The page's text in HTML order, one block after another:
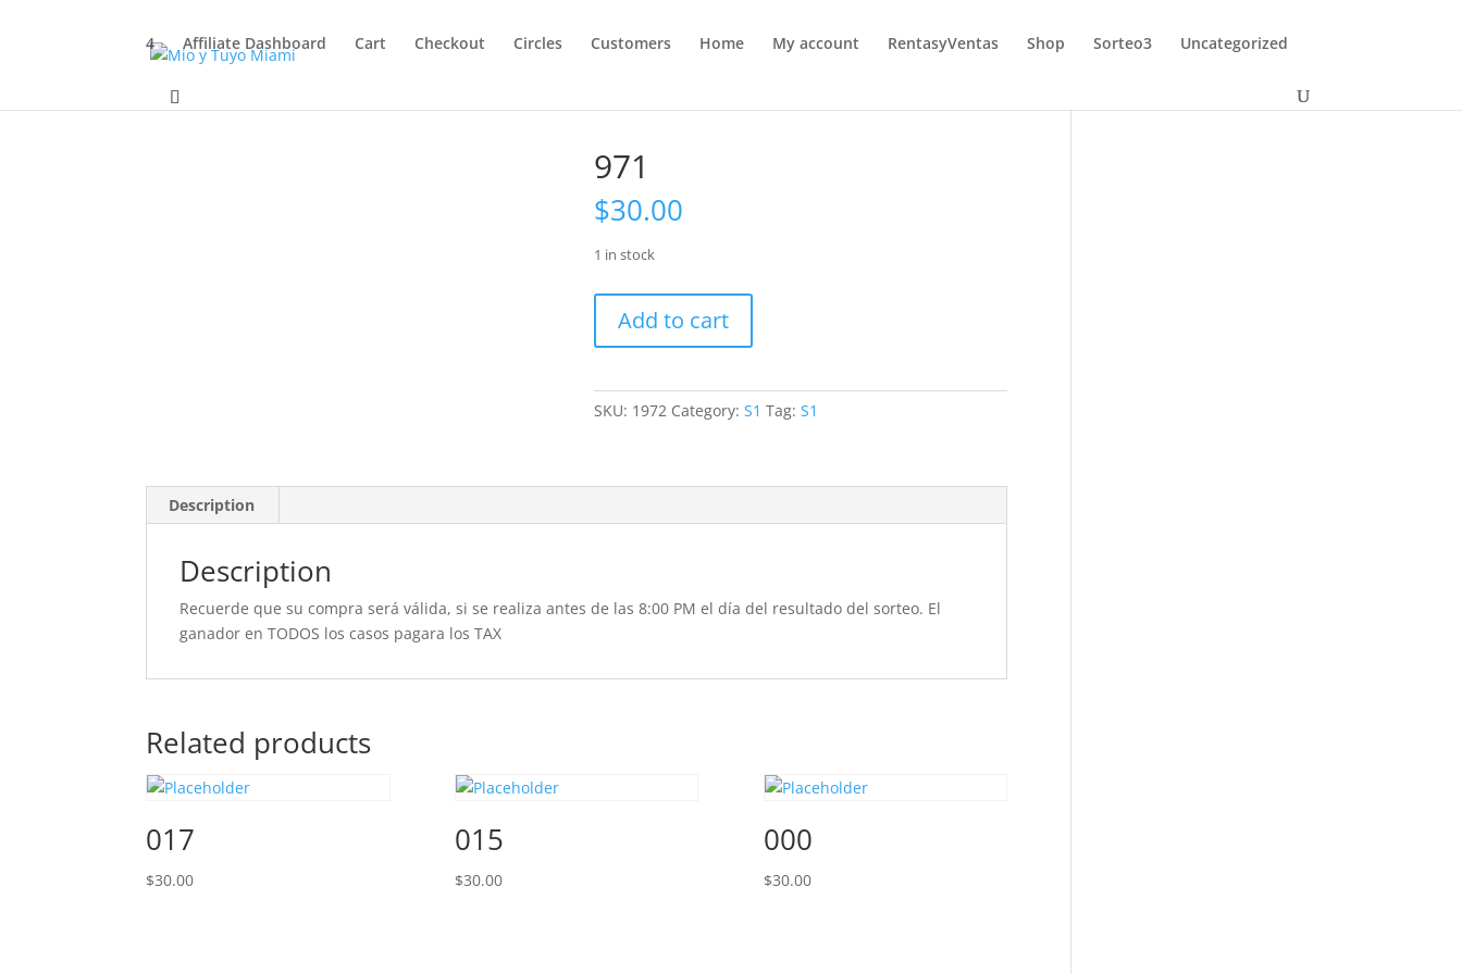
4 Affiliate Dashboard Cart Checkout Circles Customers Home My account RentasyVentas Shop Sorteo3 Uncategorized
971
$30.00
1 in stock
quantity
Add to cart
SKU: 1972 Category:S1 Tag:S1
Description
Description
Recuerde que su compra será válida, si se realiza antes de las 8:00 PM el día del resultado del sorteo. El
ganador en TODOS los casos pagara los TAX
Related products
017
$30.00
015
$30.00
000
$30.00